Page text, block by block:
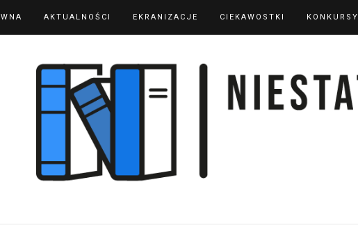
AKTUALNOŚCI EKRANIZACJE CIEKAWOSTKI KONKURSY